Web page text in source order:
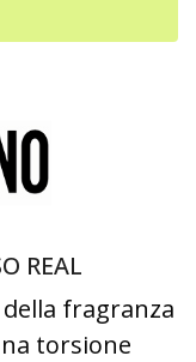
REAL
fragranza
torsione